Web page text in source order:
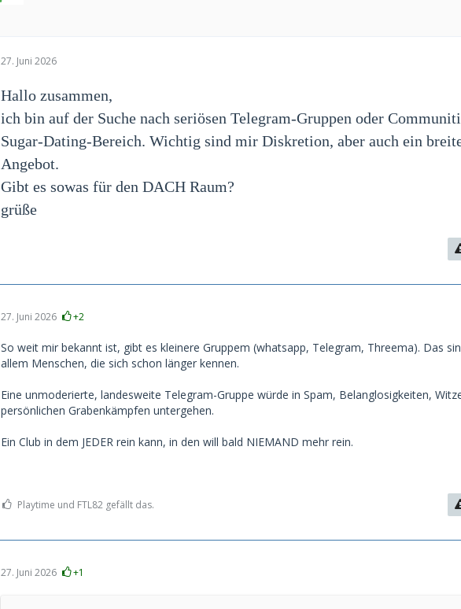
27. Juni 2026
Hallo zusammen,
ich bin auf der Suche nach seriösen Telegram-Gruppen oder
Sugar-Dating-Bereich. Wichtig sind mir Diskretion, aber auch ein
Angebot.
Gibt es sowas für den DACH Raum?
grüße
27. Juni 2026 +2
So weit mir bekannt ist, gibt es kleinere Gruppem (whatsapp, Telegram, Threema). Das
allem Menschen, die sich schon länger kennen.
Eine unmoderierte, landesweite Telegram-Gruppe würde in Spam, Belanglosigkeiten,
persönlichen Grabenkämpfen untergehen.
Ein Club in dem JEDER rein kann, in den will bald NIEMAND mehr rein.
Playtime und FTL82 gefällt das.
27. Juni 2026 +1